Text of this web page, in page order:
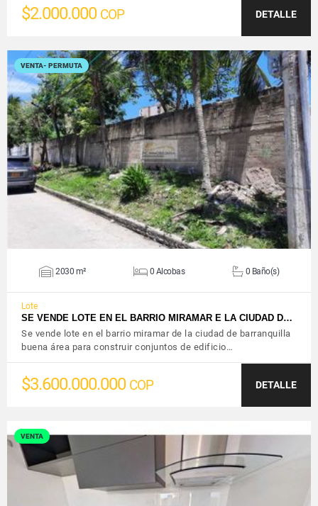
$2.000.000 COP DETALLE
VENTA- PERMUTA
VER DETALLES
2030 m² 0 Alcobas 0 Baño(s)
Lote
SE VENDE LOTE EN EL BARRIO MIRAMAR E LA CIUDAD D…
Se vende lote en el barrio miramar de la ciudad de barranquilla
buena área para construir conjuntos de edificio…
$3.600.000.000 COP DETALLE
VENTA